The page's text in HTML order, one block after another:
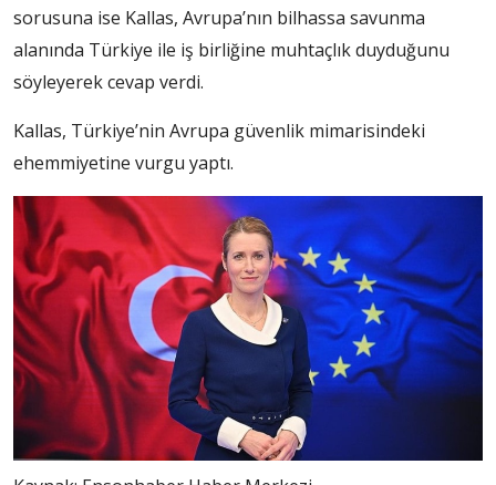
sorusuna ise Kallas, Avrupa’nın bilhassa savunma
alanında Türkiye ile iş birliğine muhtaçlık duyduğunu
söyleyerek cevap verdi.
Kallas, Türkiye’nin Avrupa güvenlik mimarisindeki
ehemmiyetine vurgu yaptı.